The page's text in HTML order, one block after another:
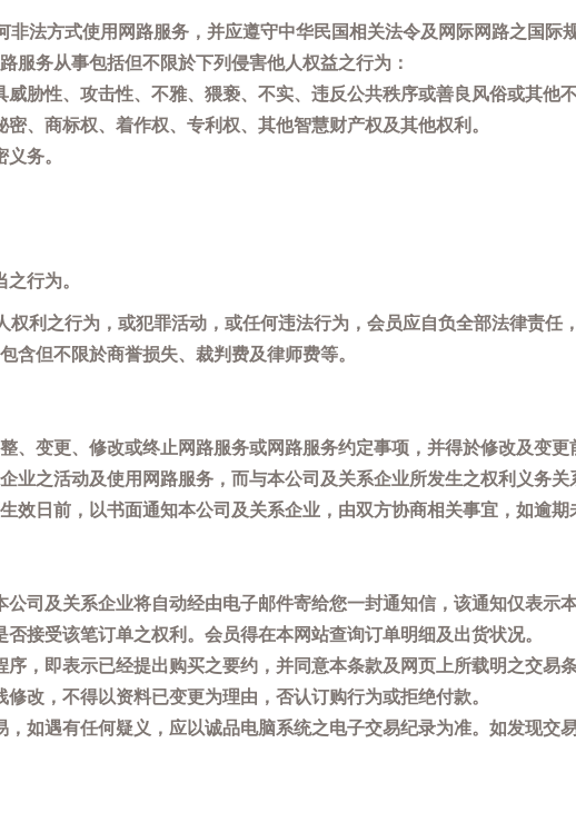
非法方式使用网路服务，并应遵守中华民国相关法令及网际网路之国
服务从事包括但不限於下列侵害他人权益之行为：
胁性、攻击性、不雅、猥亵、不实、违反公共秩序或善良风俗或其他
、商标权、着作权、专利权、其他智慧财产权及其他权利。
务。
行为。
权利之行为，或犯罪活动，或任何违法行为，会员应自负全部法律责
含但不限於商誉损失、裁判费及律师费等。
、变更、修改或终止网路服务或网路服务约定事项，并得於修改及变
业之活动及使用网路服务，而与本公司及关系企业所发生之权利义务
效日前，以书面通知本公司及关系企业，由双方协商相关事宜，如逾期
公司及关系企业将自动经由电子邮件寄给您一封通知信，该通知仅表示
接受该笔订单之权利。会员得在本网站查询订单明细及出货状况。
，即表示已经提出购买之要约，并同意本条款及网页上所载明之交易
改，不得以资料已变更为理由，否认订购行为或拒绝付款。
如遇有任何疑义，应以诚品电脑系统之电子交易纪录为准。如发现交